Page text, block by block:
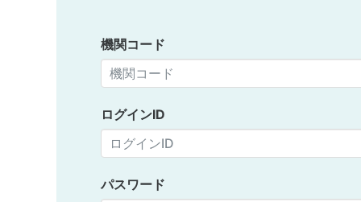
機関コード
ログインID
パスワード